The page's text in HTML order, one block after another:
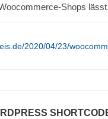
Shops lässt
2020/04/23/